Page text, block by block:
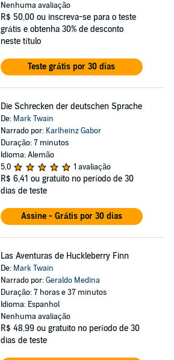
Nenhuma avaliação
R$ 50,00 ou inscreva-se para o teste
grátis e obtenha 30% de desconto
neste título
Teste grátis por 30 dias
Die Schrecken der deutschen Sprache
De: Mark Twain
Narrado por: Karlheinz Gabor
Duração: 7 minutos
Idioma: Alemão
5,0
1 avaliação
R$ 6,41 ou gratuito no período de 30
dias de teste
Assine - Grátis por 30 dias
Las Aventuras de Huckleberry Finn
De: Mark Twain
Narrado por:Geraldo Medina
Duração: 7 horas e 37 minutos
Idioma: Espanhol
Nenhuma avaliação
R$ 48,99 ou gratuito no período de 30
dias de teste